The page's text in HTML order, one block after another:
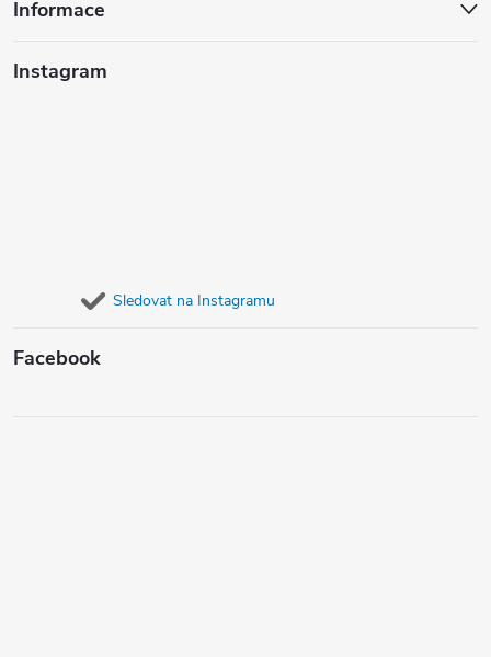
Informace
Instagram
Sledovat na Instagramu
Facebook